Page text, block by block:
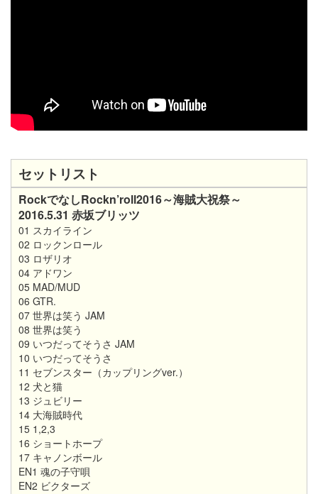
セットリスト
RockでなしRockn’roll2016～海賊大祝祭～
2016.5.31 赤坂ブリッツ
01 スカイライン
02 ロックンロール
03 ロザリオ
04 アドワン
05 MAD/MUD
06 GTR.
07 世界は笑う JAM
08 世界は笑う
09 いつだってそうさ JAM
10 いつだってそうさ
11 セブンスター（カップリングver.）
12 犬と猫
13 ジュビリー
14 大海賊時代
15 1,2,3
16 ショートホープ
17 キャノンボール
EN1 魂の子守唄
EN2 ビクターズ